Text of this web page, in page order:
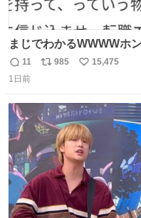
まじでわかるWWWWホ
持たせるかだし、自分で
騙せられん 私なんか就活
返
信
11
リ
ト
数
985
い
数
15,475
1日前